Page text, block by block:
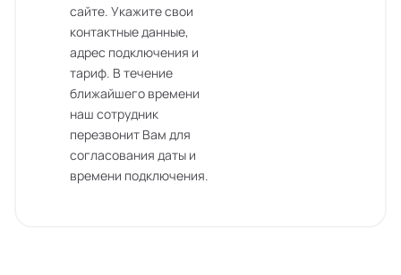
сайте. Укажите свои
контактные данные,
адрес подключения и
тариф. В течение
ближайшего времени
наш сотрудник
перезвонит Вам для
согласования даты и
времени подключения.